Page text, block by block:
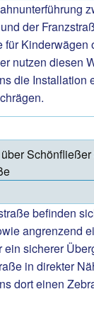
der
für Kinderwägen
nutzen diesen
die Installation
befinden
angrenzend
ein sicherer
in direkter
dort einen